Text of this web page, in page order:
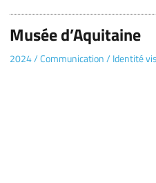
Musée d’Aquitaine
2024/Communication/Identité